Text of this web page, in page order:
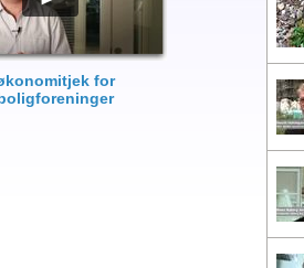
for